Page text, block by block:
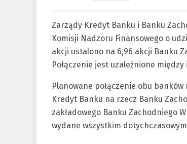
Zarządy Kredyt Banku i Banku
Komisji Nadzoru Finansowego o
akcji ustalono na 6,96 akcji Banku
Połączenie jest uzależnione
Planowane połączenie obu
Kredyt Banku na rzecz Banku
zakładowego Banku Zachodniego
wydane wszystkim